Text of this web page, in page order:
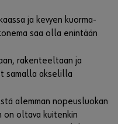
ja kevyen kuorma-
saa olla enintään
rakenteeltaan ja
samalla akselilla
alemman nopeusluokan
on oltava kuitenkin